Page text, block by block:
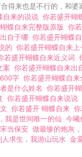
得来也是不行的，和婆
自来的说说 你若盛开蝴
蝶自来完整版原版 你
自于哪 你若盛开蝴蝶
的 你若盛开蝴蝶自来
若盛开蝴蝶自来近义词
案 你若盛开蝴蝶自来出
字 你若盛开蝴蝶自
是什么姓名 你若盛开
你若盛开蝴蝶自来说说
你若盛开 蝴蝶自来
我是世间唯一的仙 今曦
当保安 做最惨的炮灰
求生，我游山玩水 金